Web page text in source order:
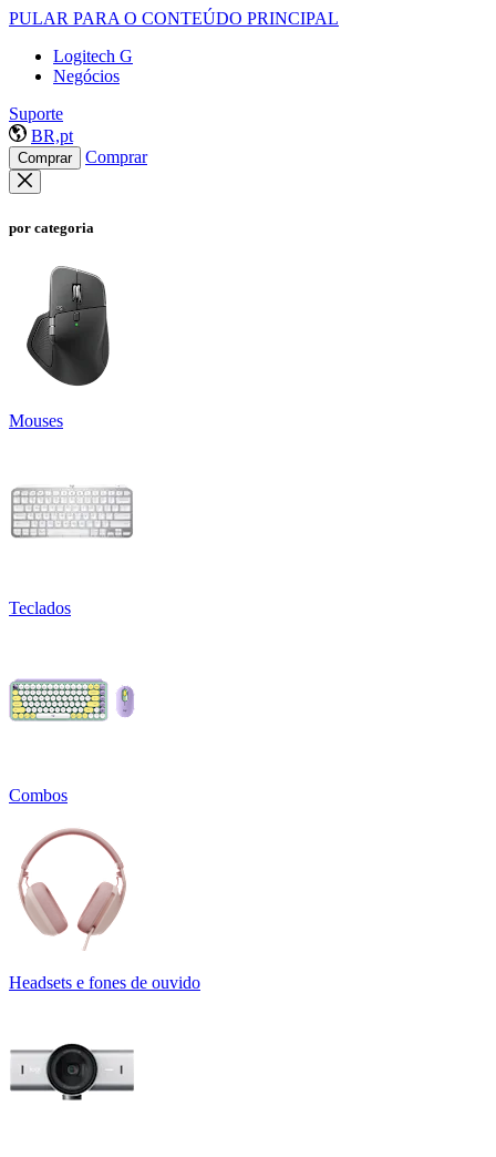
PULAR PARA O CONTEÚDO PRINCIPAL
Logitech G
Negócios
Suporte
BR,pt
Comprar Comprar
por categoria
Mouses
Teclados
Combos
Headsets e fones de ouvido